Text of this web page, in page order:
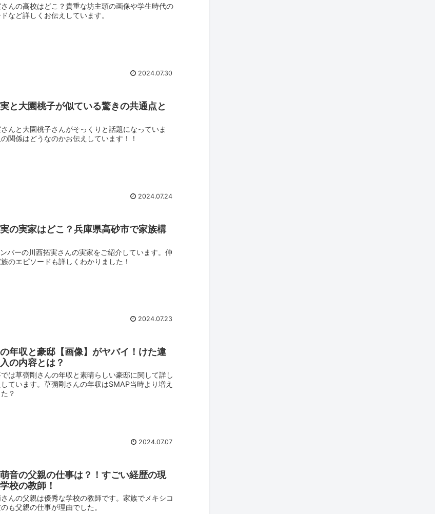
さんの高校はどこ？貴重な坊主頭の画像や学生時代の
など詳しくお伝えしています。
2024.07.30
と大園桃子が似ている驚きの共通点と
さんと大園桃子さんがそっくりと話題になっていま
関係はどうなのかお伝えしています！！
2024.07.24
の実家はどこ？兵庫県高砂市で家族構
バーの川西拓実さんの実家をご紹介しています。仲
のエピソードも詳しくわかりました！
2024.07.23
年収と豪邸【画像】がヤバイ！けた違
の内容とは？
は草彅剛さんの年収と素晴らしい豪邸に関して詳し
しています。草彅剛さんの年収はSMAP当時より増え
？
2024.07.07
萌音の父親の仕事は？！すごい経歴の現
校の教師！
さんの父親は優秀な学校の教師です。家族でメキシコ
も父親の仕事が理由でした。